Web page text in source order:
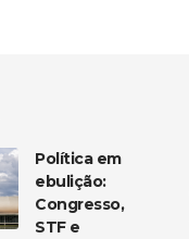
Política em
ebulição:
Congresso,
STF e